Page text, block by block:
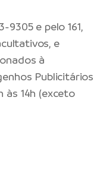
e pelo 161,
e
à
Publicitários
às 14h (exceto